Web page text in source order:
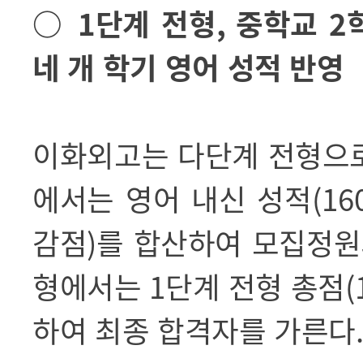
○ 1단계 전형, 중학교 2
네 개 학기 영어 성적 반영
이화외고는 다단계 전형
에서는 영어 내신 성적
감점)를 합산하여 모집정
형에서는 1단계 전형 총점
하여 최종 합격자를 가른다